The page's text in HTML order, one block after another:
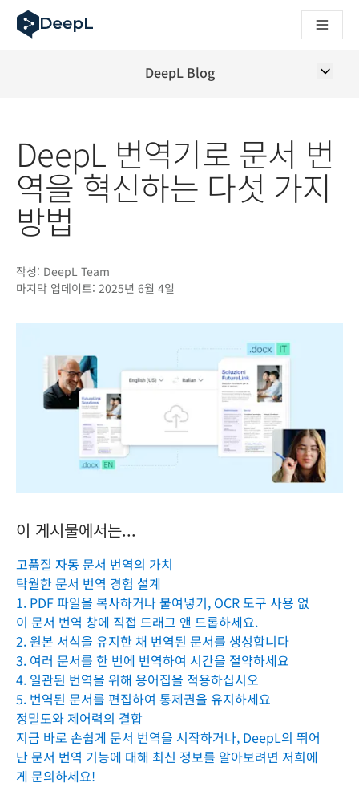
AI 에이전트용 DeepL
DeepL Translation Flow: 주요 사용 사례 및 통합 기능을 위한
How we brought Swiss German to DeepL
Translation Flow를 만나보세요: 번역 워크플로우를 처음부터
고품질 텍스트 번역에서 실시간 음성 플랫폼까지
Building an instantly accessible voice demo with DeepL
DeepL Blog
DeepL 번역기로 문서 번
역을 혁신하는 다섯 가지
방법
작성: DeepL Team
마지막 업데이트: 2025년 6월 4일
이 게시물에서는...
고품질 자동 문서 번역의 가치
탁월한 문서 번역 경험 설계
1. PDF 파일을 복사하거나 붙여넣기, OCR 도구 사용 없
이 문서 번역 창에 직접 드래그 앤 드롭하세요.
2. 원본 서식을 유지한 채 번역된 문서를 생성합니다
3. 여러 문서를 한 번에 번역하여 시간을 절약하세요
4. 일관된 번역을 위해 용어집을 적용하십시오
5. 번역된 문서를 편집하여 통제권을 유지하세요
정밀도와 제어력의 결합
지금 바로 손쉽게 문서 번역을 시작하거나, DeepL의 뛰어
난 문서 번역 기능에 대해 최신 정보를 알아보려면 저희에
게 문의하세요!